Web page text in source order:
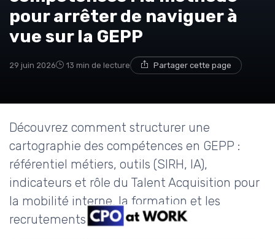
pour arrêter de naviguer à
vue sur la GEPP
29 juin 2026 13 min de lecture Partager cette page
Découvrez comment structurer une
cartographie des compétences en GEPP :
référentiel métiers, outils (SIRH, IA),
indicateurs et rôle du Talent Acquisition pour
la mobilité interne, la formation et les
recrutements critiques.